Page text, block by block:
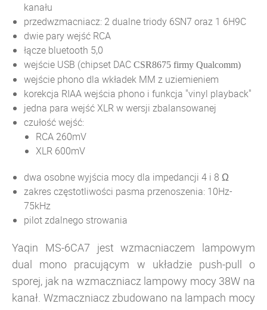
kanału
przedwzmacniacz: 2 dualne triody 6SN7 oraz 1 6H9C
dwie pary wejść RCA
łącze bluetooth 5,0
wejście USB (chipset DAC CSR8675 firmy Qualcomm)
wejście phono dla wkładek MM z uziemieniem
korekcja RIAA wejścia phono i funkcja "vinyl playback"
jedna para wejść XLR w wersji zbalansowanej
czułość wejść:
RCA 260mV
XLR 600mV
dwa osobne wyjścia mocy dla impedancji 4 i 8 Ω
zakres częstotliwości pasma przenoszenia: 10Hz-
75kHz
pilot zdalnego strowania
Yaqin MS-6CA7 jest wzmacniaczem lampowym
dual mono pracującym w układzie push-pull o
sporej, jak na wzmaczniacz lampowy mocy 38W na
kanał. Wzmaczniacz zbudowano na lampach mocy